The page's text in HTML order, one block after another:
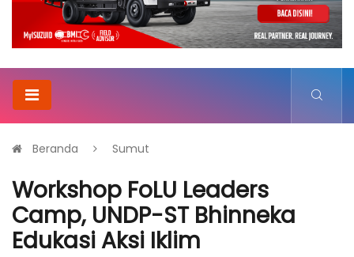
Beranda Sumut
Workshop FoLU Leaders
Camp, UNDP-ST Bhinneka
Edukasi Aksi Iklim